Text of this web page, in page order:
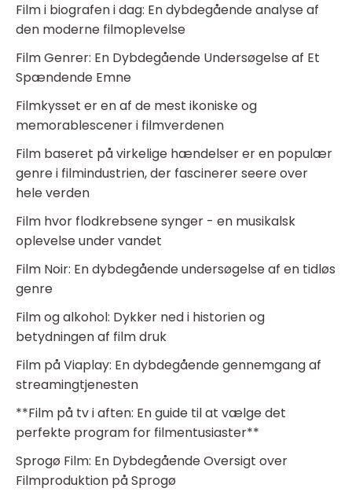
Film i biografen i dag: En dybdegående analyse af
den moderne filmoplevelse
Film Genrer: En Dybdegående Undersøgelse af Et
Spændende Emne
Filmkysset er en af de mest ikoniske og
memorablescener i filmverdenen
Film baseret på virkelige hændelser er en populær
genre i filmindustrien, der fascinerer seere over
hele verden
Film hvor flodkrebsene synger - en musikalsk
oplevelse under vandet
Film Noir: En dybdegående undersøgelse af en tidløs
genre
Film og alkohol: Dykker ned i historien og
betydningen af film druk
Film på Viaplay: En dybdegående gennemgang af
streamingtjenesten
**Film på tv i aften: En guide til at vælge det
perfekte program for filmentusiaster**
Sprogø Film: En Dybdegående Oversigt over
Filmproduktion på Sprogø